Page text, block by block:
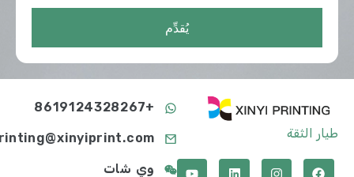
يُقدِّم
طيار الثقة printing@xinyiprint.com
وي شات